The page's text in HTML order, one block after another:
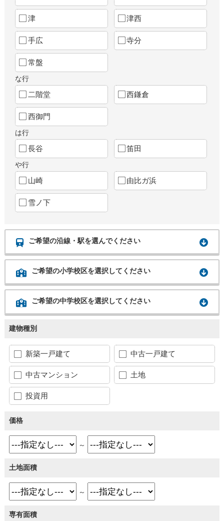
津 津西
手広 寺分
常盤
な行
二階堂 西鎌倉
西御門
は行
長谷 笛田
や行
山崎 由比ガ浜
雪ノ下
ご希望の沿線・駅を選んでください
ご希望の小学校区を選択してください
ご希望の中学校区を選択してください
建物種別
新築一戸建て 中古一戸建て
中古マンション 土地
投資用
価格
～
土地面積
～
専有面積